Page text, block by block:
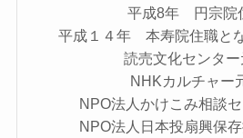
平成8年 円宗院
平成１４年 本寿院住職と
読売文化センタ
NHKカルチャー
NPO法人かけこみ相談
NPO法人日本投扇興保